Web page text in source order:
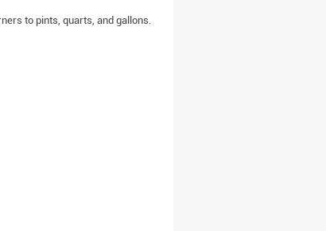
to pints, quarts, and gallons.